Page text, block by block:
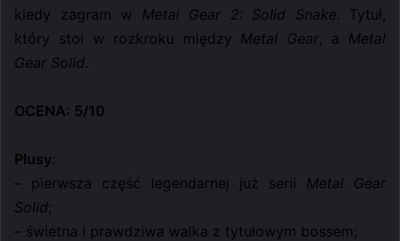
kiedy zagram w Metal Gear 2: Solid Snake. Tytuł,
który stoi w rozkroku między Metal Gear , a Metal
Gear Solid.
OCENA: 5/10
Plusy:
– pierwsza część legendarnej już serii Metal Gear
Solid;
– świetna i prawdziwa walka z tytułowym bossem;